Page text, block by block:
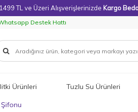
1499 TL ve Üzeri Alışverişlerinizde Kargo
Destek Hattı
Ürünleri Tuzlu Su Ürünleri